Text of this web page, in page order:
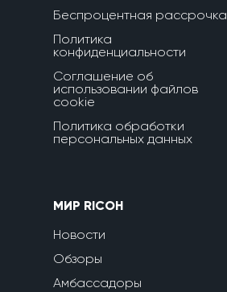
Беспроцентная рассрочка
Политика
конфиденциальности
Соглашение об
использовании файлов
cookie
Политика обработки
персональных данных
МИР RICOH
Новости
Обзоры
Амбассадоры